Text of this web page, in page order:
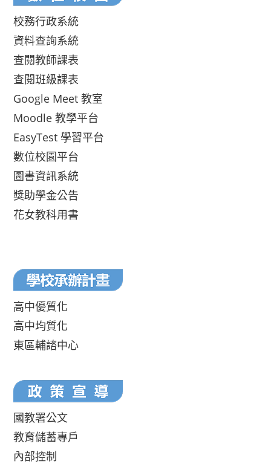
校務行政系統
資料查詢系統
查閱教師課表
查閱班級課表
Google Meet 教室
Moodle 教學平台
EasyTest 學習平台
數位校園平台
圖書資訊系統
獎助學金公告
花女教科用書
高中優質化
高中均質化
東區輔諮中心
國教署公文
教育儲蓄專戶
內部控制